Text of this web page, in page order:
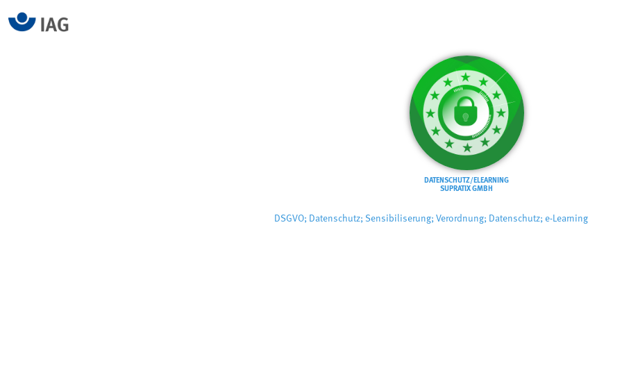
DATENSCHUTZ/ELEARNING
SUPRATIX GMBH
DSGVO; Datenschutz; Sensibiliserung; Verordnung; Datenschutz; e-Learning